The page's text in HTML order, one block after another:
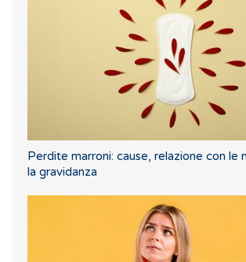
Perdite marroni: cause, relazione con le
la gravidanza